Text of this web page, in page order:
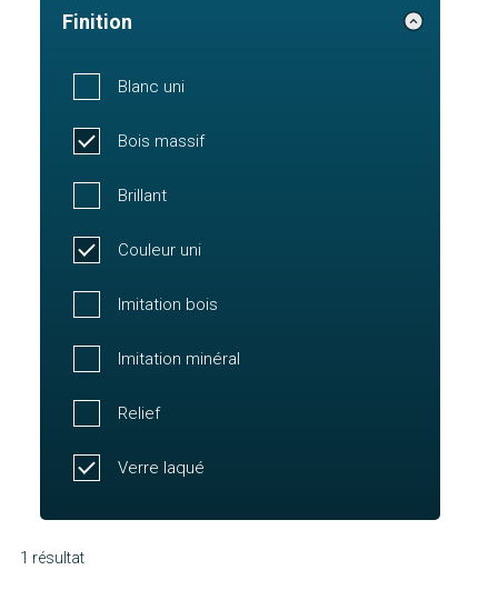
Finition
Blanc uni
Bois massif
Brillant
Couleur uni
Imitation bois
Imitation minéral
Relief
Verre laqué
1 résultat